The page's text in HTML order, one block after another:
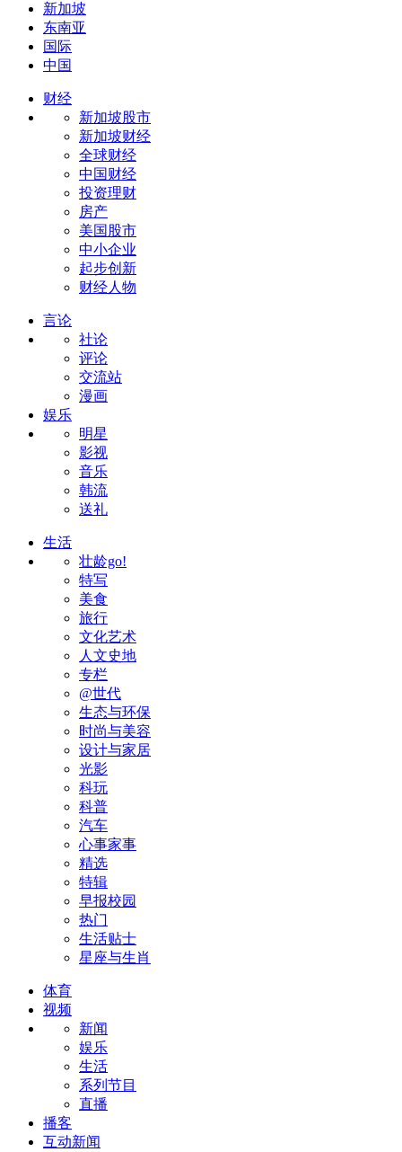
新加坡
东南亚
国际
中国
财经
新加坡股市
新加坡财经
全球财经
中国财经
投资理财
房产
美国股市
中小企业
起步创新
财经人物
言论
社论
评论
交流站
漫画
娱乐
明星
影视
音乐
韩流
送礼
生活
壮龄go!
特写
美食
旅行
文化艺术
人文史地
专栏
@世代
生态与环保
时尚与美容
设计与家居
光影
科玩
科普
汽车
心事家事
精选
特辑
早报校园
热门
生活贴士
星座与生肖
体育
视频
新闻
娱乐
生活
系列节目
直播
播客
互动新闻